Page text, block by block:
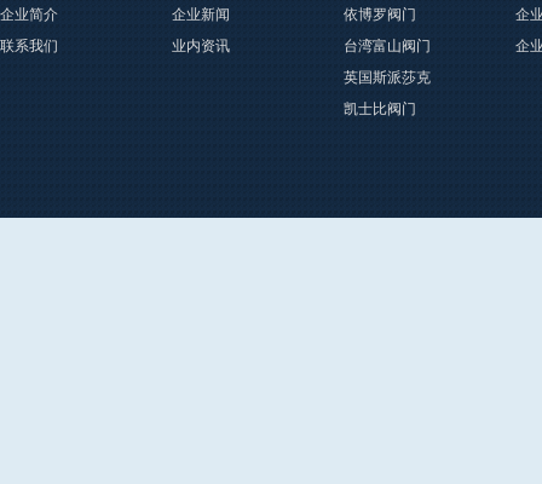
企业简介
联系我们
企业新闻
业内资讯
依博罗阀门
台湾富山阀门
英国斯派莎克
凯士比阀门
企
企